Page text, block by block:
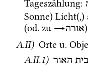
Tageszählung:
Sonne) Licht(,)
(od. zu →אורה)
A.II) Orte u.
A.II.1) בית האור